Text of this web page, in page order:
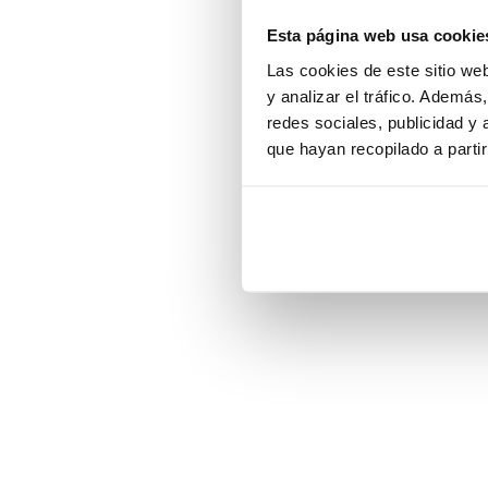
Esta página web usa
Las cookies de este sitio
y analizar el tráfico.
redes sociales, publicidad y
que hayan recopilado a
Application